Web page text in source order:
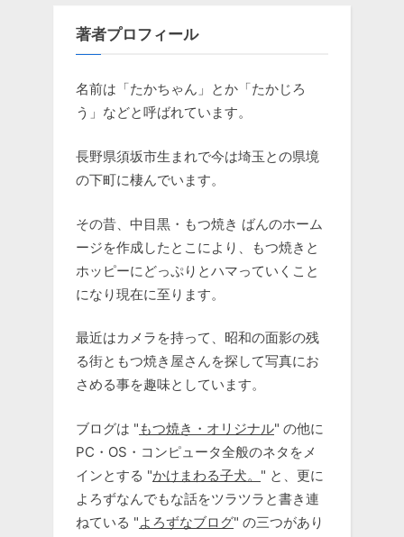
著者プロフィール
名前は「たかちゃん」とか「たかじろ
う」などと呼ばれています。
長野県須坂市生まれで今は埼玉との県境
の下町に棲んでいます。
その昔、中目黒・もつ焼き ばんのホーム
ージを作成したとこにより、もつ焼きと
ホッピーにどっぷりとハマっていくこと
になり現在に至ります。
最近はカメラを持って、昭和の面影の残
る街ともつ焼き屋さんを探して写真にお
さめる事を趣味としています。
ブログは " もつ焼き・オリジナル" の他に
PC・OS・コンピュータ全般のネタをメ
インとする "かけまわる子犬。 " と、更に
よろずなんでもな話をツラツラと書き連
ねている "よろずなブログ" の三つがあり